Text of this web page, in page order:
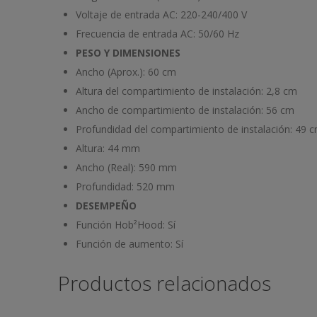
Voltaje de entrada AC: 220-240/400 V
Frecuencia de entrada AC: 50/60 Hz
PESO Y DIMENSIONES
Ancho (Aprox.): 60 cm
Altura del compartimiento de instalación: 2,8 cm
Ancho de compartimiento de instalación: 56 cm
Profundidad del compartimiento de instalación: 49
Altura: 44 mm
Ancho (Real): 590 mm
Profundidad: 520 mm
DESEMPEÑO
Función Hob²Hood: Sí
Función de aumento: Sí
Productos relacionados